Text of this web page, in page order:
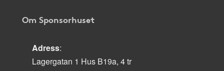
Om Sponsorhuset
Adress:
Lagergatan 1 Hus B19a, 4 tr